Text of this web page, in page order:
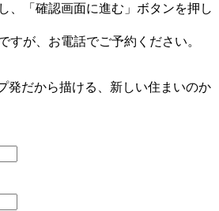
、「確認画面に進む」ボタンを押し
すが、お電話でご予約ください。
発だから描ける、新しい住まいのか